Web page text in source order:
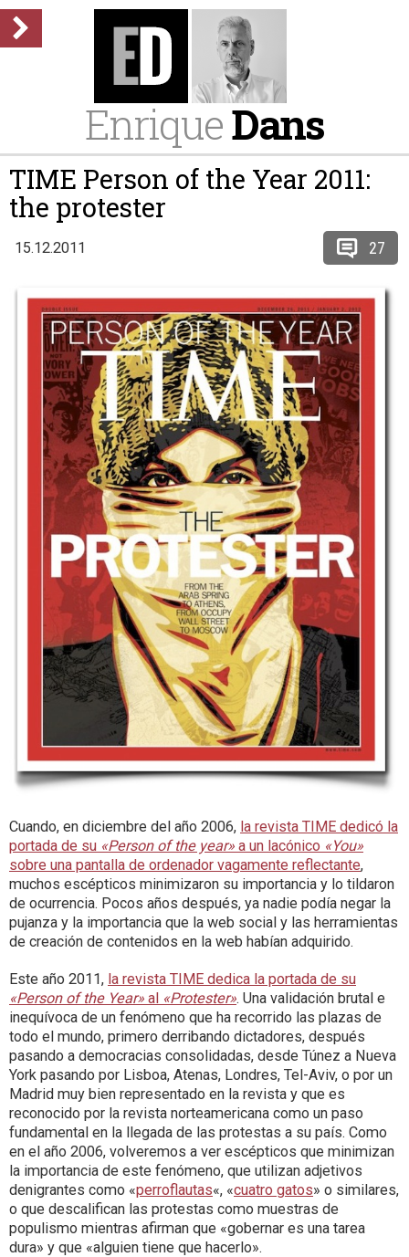
EnriqueDans
TIME Person of the Year 2011:
the protester
15.12.2011 27
Cuando, en diciembre del año 2006, la revista TIME dedicó la
portada de su «Person of the year» a un lacónico «You»
sobre una pantalla de ordenador vagamente reflectante,
muchos escépticos minimizaron su importancia y lo tildaron
de ocurrencia. Pocos años después, ya nadie podía negar la
pujanza y la importancia que la web social y las herramientas
de creación de contenidos en la web habían adquirido.
Este año 2011, la revista TIME dedica la portada de su
«Person of the Year» al «Protester». Una validación brutal e
inequívoca de un fenómeno que ha recorrido las plazas de
todo el mundo, primero derribando dictadores, después
pasando a democracias consolidadas, desde Túnez a Nueva
York pasando por Lisboa, Atenas, Londres, Tel-Aviv, o por un
Madrid muy bien representado en la revista y que es
reconocido por la revista norteamericana como un paso
fundamental en la llegada de las protestas a su país. Como
en el año 2006, volveremos a ver escépticos que minimizan
la importancia de este fenómeno, que utilizan adjetivos
denigrantes como «perroflautas«, «cuatro gatos» o similares,
o que descalifican las protestas como muestras de
populismo mientras afirman que «gobernar es una tarea
dura» y que «alguien tiene que hacerlo».